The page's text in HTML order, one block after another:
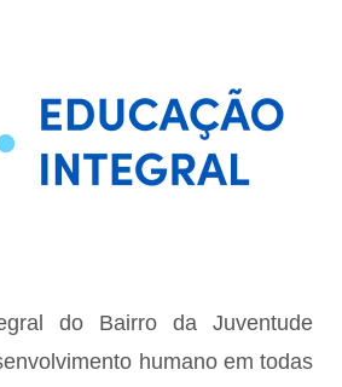
do Bairro da Juventude
humano em todas